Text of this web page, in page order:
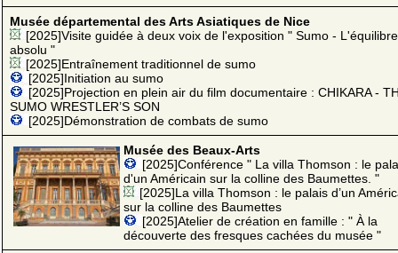
Musée départemental des Arts Asiatiques de Nice
[2025]Visite guidée à deux voix de l'exposition " Sumo - L'équilibre
absolu "
[2025]Entraînement traditionnel de sumo
[2025]Initiation au sumo
[2025]Projection en plein air du film documentaire : CHIKARA -
SUMO WRESTLER’S SON
[2025]Démonstration de combats de sumo
Musée des Beaux-Arts
[2025]Conférence " La villa Thomson : le
d'un Américain sur la colline des Baumettes. "
[2025]La villa Thomson : le palais d’un
sur la colline des Baumettes
[2025]Atelier de création en famille : " À la
découverte des fresques cachées du musée "